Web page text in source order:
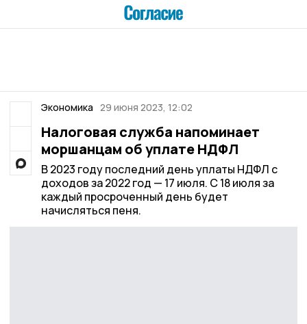
Экономика 29 июня 2023, 12:02
Налоговая служба напоминает
моршанцам об уплате НДФЛ
В 2023 году последний день уплаты НДФЛ с
доходов за 2022 год — 17 июля. С 18 июля за
каждый просроченный день будет
начисляться пеня.